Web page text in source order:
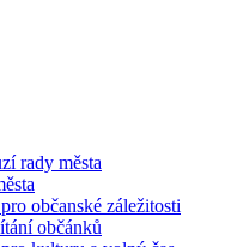
rady města
občanské záležitosti
občánků